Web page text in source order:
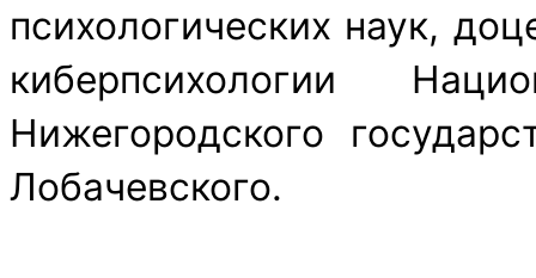
психологических наук,
киберпсихологии
Нижегородского
Лобачевского.